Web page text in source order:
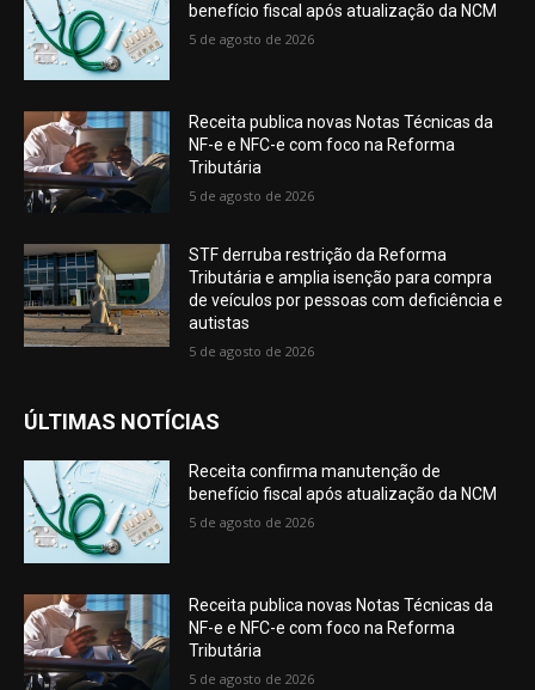
benefício fiscal após atualização da NCM
5 de agosto de 2026
Receita publica novas Notas Técnicas da
NF-e e NFC-e com foco na Reforma
Tributária
5 de agosto de 2026
STF derruba restrição da Reforma
Tributária e amplia isenção para compra
de veículos por pessoas com deficiência e
autistas
5 de agosto de 2026
ÚLTIMAS NOTÍCIAS
Receita confirma manutenção de
benefício fiscal após atualização da NCM
5 de agosto de 2026
Receita publica novas Notas Técnicas da
NF-e e NFC-e com foco na Reforma
Tributária
5 de agosto de 2026